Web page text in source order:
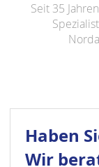
Seit 35
Haben
Wir